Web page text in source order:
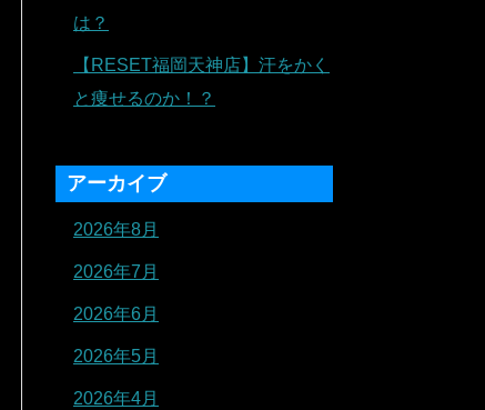
は？
【RESET福岡天神店】汗をかく
と痩せるのか！？
アーカイブ
2026年8月
2026年7月
2026年6月
2026年5月
2026年4月